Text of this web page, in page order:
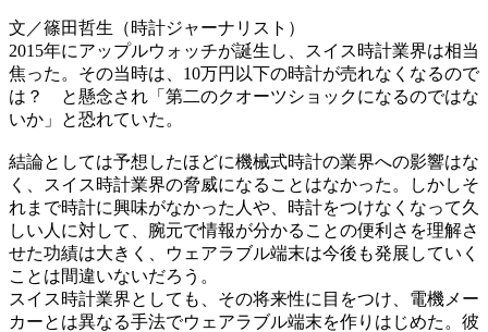
文／篠田哲生（時計ジャーナリスト）
2015年にアップルウォッチが誕生し、スイス時計業界は相当
焦った。その当時は、10万円以下の時計が売れなくなるので
は？ と懸念され「第二のクオーツショックになるのではな
いか」と恐れていた。
結論としては予想したほどに機械式時計の業界への影響はな
く、スイス時計業界の脅威になることはなかった。しかしそ
れまで時計に興味がなかった人や、時計をつけなくなって久
しい人に対して、腕元で情報が分かることの便利さを理解さ
せた功績は大きく、ウェアラブル端末は今後も発展していく
ことは間違いないだろう。
スイス時計業界としても、その将来性に目をつけ、電機メー
カーとは異なる手法でウェアラブル端末を作りはじめた。彼